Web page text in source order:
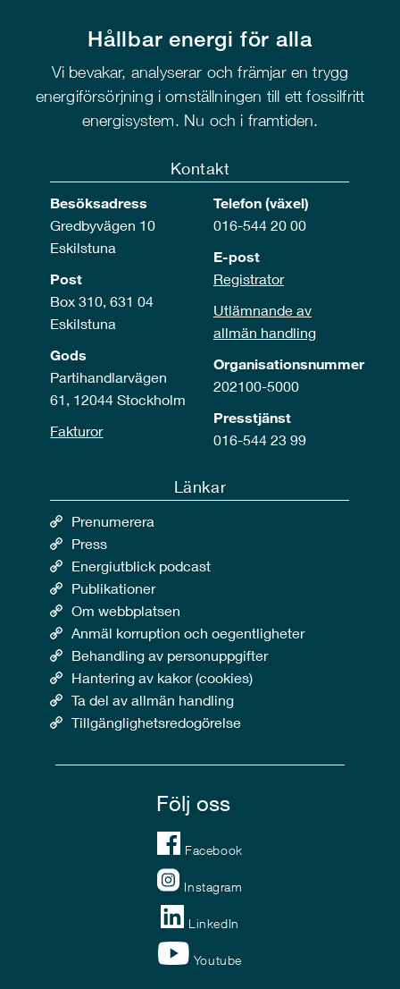
Hållbar energi för alla
Vi bevakar, analyserar och främjar en trygg
energiförsörjning i omställningen till ett fossilfritt
energisystem. Nu och i framtiden.
Kontakt
Besöksadress
Gredbyvägen 10
Eskilstuna
Post
Box 310, 631 04
Eskilstuna
Gods
Partihandlarvägen
61, 12044 Stockholm
Fakturor
Telefon (växel)
016-544 20 00
E-post
Registrator
Utlämnande av
allmän handling
Organisationsnummer
202100-5000
Presstjänst
016-544 23 99
Länkar
Prenumerera
Press
Energiutblick podcast
Publikationer
Om webbplatsen
Anmäl korruption och oegentligheter
Behandling av personuppgifter
Hantering av kakor (cookies)
Ta del av allmän handling
Tillgänglighetsredogörelse
Följ oss
Facebook
Instagram
LinkedIn
Youtube